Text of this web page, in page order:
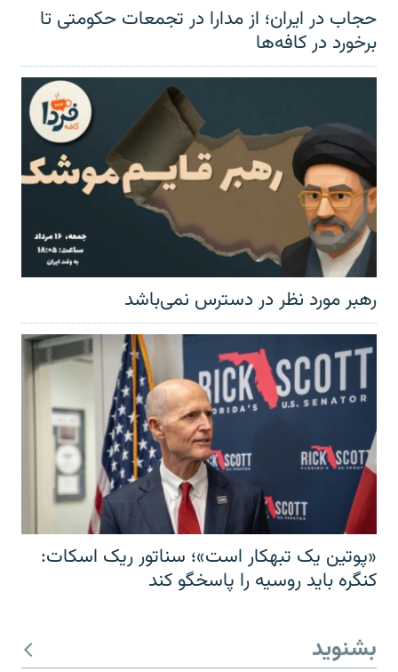
حجاب در ایران؛ از مدارا در تجمعات حکومتی تا
برخورد در کافه‌ها
رهبر مورد نظر در دسترس نمی‌باشد
«پوتین یک تبهکار است»؛ سناتور ریک اسکات:
کنگره باید روسیه را پاسخگو کند
بشنوید